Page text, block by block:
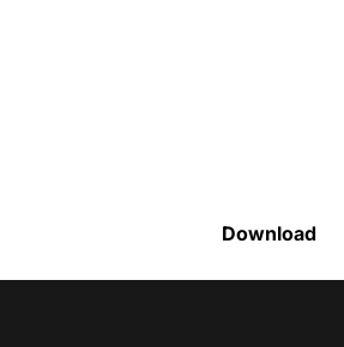
Download